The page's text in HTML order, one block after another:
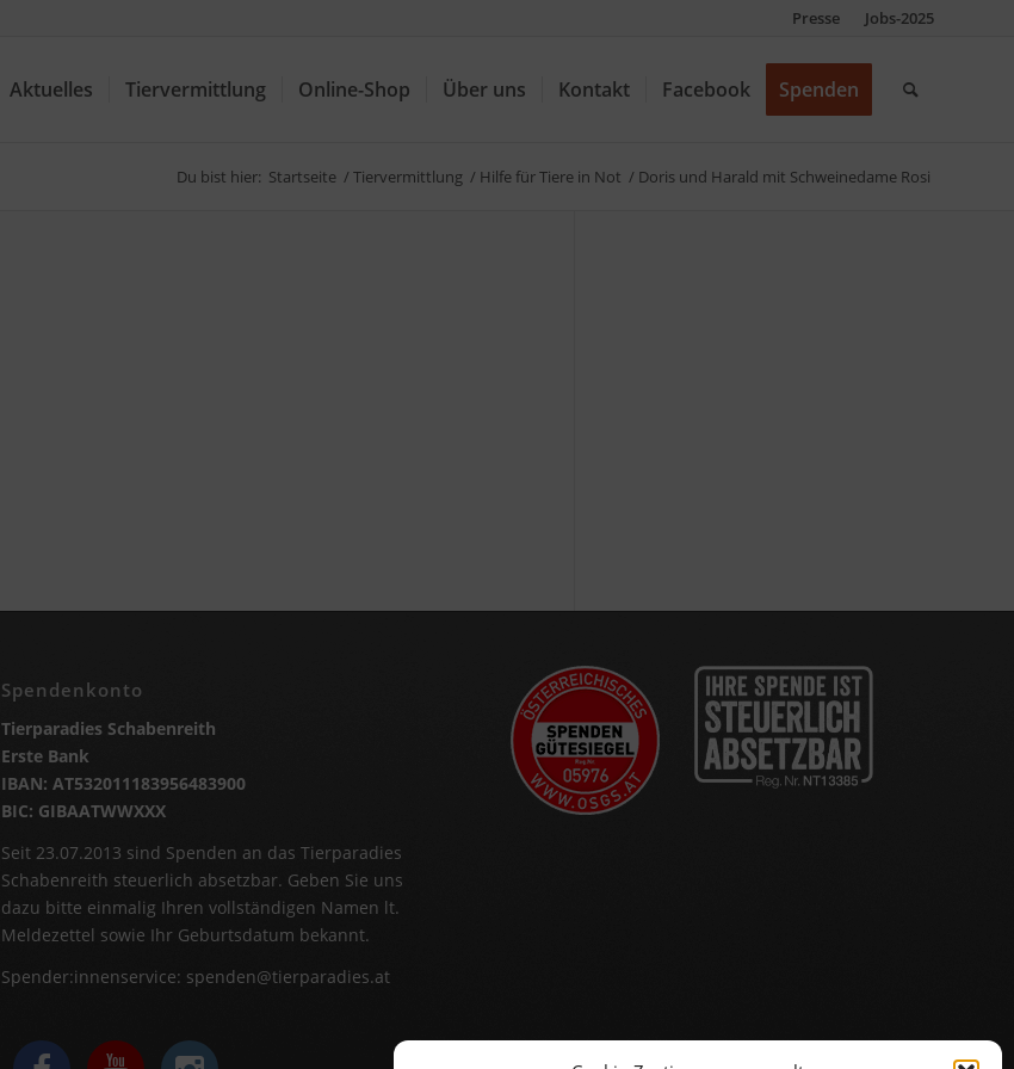
Presse Jobs-2025
Aktuelles Tiervermittlung Online-Shop Über uns Kontakt Facebook Spenden
Du bist hier: Startseite / Tiervermittlung / Hilfe für Tiere in Not / Doris und Harald mit Schweinedame Rosi
Spendenkonto
Tierparadies Schabenreith
Erste Bank
IBAN: AT532011183956483900
BIC: GIBAATWWXXX
Seit 23.07.2013 sind Spenden an das Tierparadies
Schabenreith steuerlich absetzbar. Geben Sie uns
dazu bitte einmalig Ihren vollständigen Namen lt.
Meldezettel sowie Ihr Geburtsdatum bekannt.
Spender:innenservice: spenden@tierparadies.at